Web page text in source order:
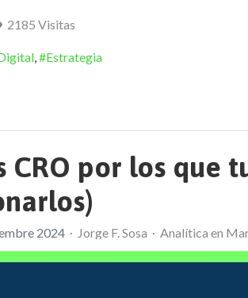
2185 Visitas
Estrategia
CRO por los que
2024 Jorge F. Sosa Analítica en